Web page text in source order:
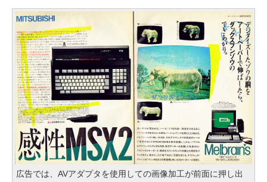
広告では、AVアダプタを使用しての画像加工が前面に押し出